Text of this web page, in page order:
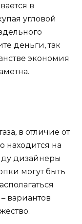
в
угловой
деньги, так
экономия
в отличие от
находится на
дизайнеры
могут быть
вариантов